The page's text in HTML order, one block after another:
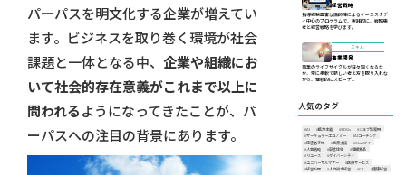
パーパスを明文化する企業が増えてい
ます。ビジネスを取り巻く環境が社会
課題と一体となる中、 企業や組織にお
いて社会的存在意義がこれまで以上に
問われるようになってきたことが、パ
ーパスへの注目の背景にあります。
経営戦略
指導経験豊富な講師陣によるケーススタデ
ィ中心のプログラムで、実践的に、戦略思
考と経営戦略を学びます。
スキル
事業開発
事業のライフサイクルが日々短くなるな
か、常に柔軟で新しい考え方を取り入れな
がら、継続的にスピーデ...
人気のタグ
#AI #能力主義 #SDGs
#ジョブ型雇用
#サーキュラーエコノミー
#AIコーチング
#障害者手帳
#医療支援
#ChatGPT
#人事戦略
#顧客体験
#組織変革
#リユース
#ダイバーシティ
#ユニバーサルマナー
#医療サービス
#経営計画
#人的資本経営 #CX #健康経営